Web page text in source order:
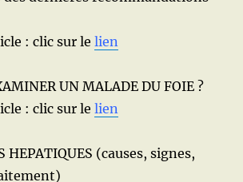
: clic sur lelien
UN MALADE DU FOIE ?
: clic sur lelien
HEPATIQUES (causes, signes,